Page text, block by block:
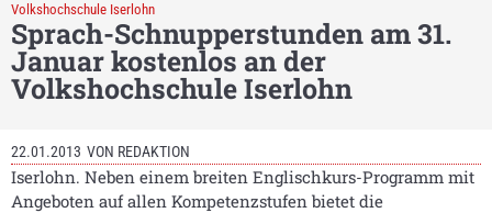
Volkshochschule Iserlohn
Sprach-Schnupperstunden am 31.
Januar kostenlos an der
Volkshochschule Iserlohn
22.01.2013 VON REDAKTION
Iserlohn. Neben einem breiten Englischkurs-Programm mit
Angeboten auf allen Kompetenzstufen bietet die